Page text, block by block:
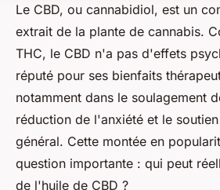
Le CBD, ou cannabidiol, est un
extrait de la plante de cannabis.
THC, le CBD n'a pas d'effets
réputé pour ses bienfaits
notamment dans le soulagement
réduction de l'anxiété et le
général. Cette montée en
question importante : qui peut
de l'huile de CBD ?